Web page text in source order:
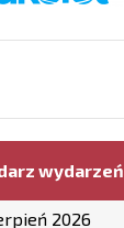
wydarzeń
2026